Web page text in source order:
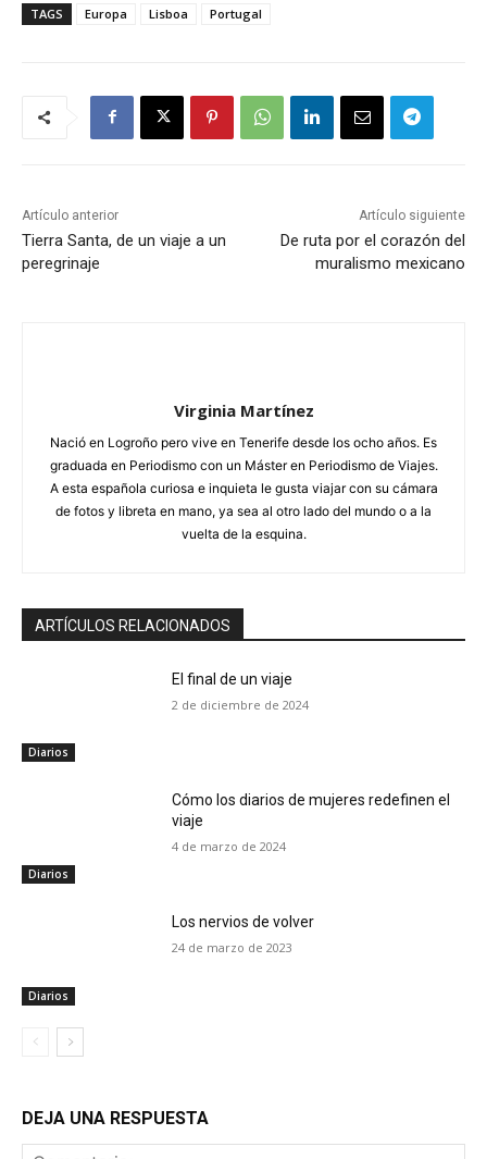
TAGS Europa Lisboa Portugal
Artículo anterior
Tierra Santa, de un viaje a un
peregrinaje
Artículo siguiente
De ruta por el corazón del
muralismo mexicano
Virginia Martínez
Nació en Logroño pero vive en Tenerife desde los ocho años. Es
graduada en Periodismo con un Máster en Periodismo de Viajes.
A esta española curiosa e inquieta le gusta viajar con su cámara
de fotos y libreta en mano, ya sea al otro lado del mundo o a la
vuelta de la esquina.
ARTÍCULOS RELACIONADOS
Diarios
El final de un viaje
2 de diciembre de 2024
Diarios
Cómo los diarios de mujeres redefinen el
viaje
4 de marzo de 2024
Diarios
Los nervios de volver
24 de marzo de 2023
DEJA UNA RESPUESTA